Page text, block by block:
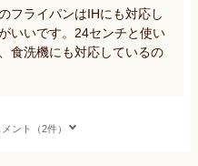
フライパンはIHにも対応し
いいです。24センチと使い
食洗機にも対応しているの
ント（2件）